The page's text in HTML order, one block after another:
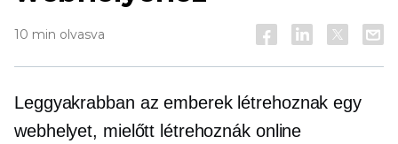
10 min olvasva
Leggyakrabban az emberek létrehoznak egy
webhelyet, mielőtt létrehoznák online